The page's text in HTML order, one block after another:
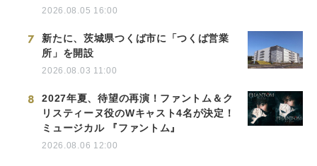
2026.08.05 16:00
7
新たに、茨城県つくば市に「つくば営業
所」を開設
2026.08.03 11:00
8
2027年夏、待望の再演！ファントム＆ク
リスティーヌ役のWキャスト4名が決定！
ミュージカル 『ファントム』
2026.08.06 12:00